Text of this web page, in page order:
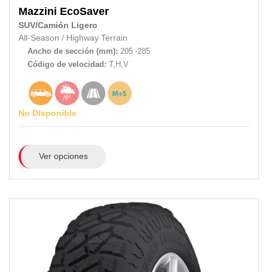
Mazzini EcoSaver
SUV/Camión Ligero
All-Season / Highway Terrain
Ancho de sección (mm): 205 -285
Código de velocidad: T,H,V
No Disponible
Ver opciones